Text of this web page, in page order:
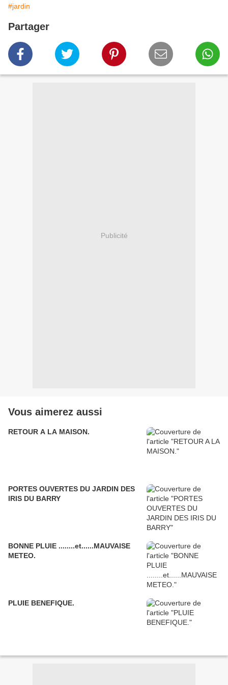
#jardin
Partager
Publicité
Vous aimerez aussi
RETOUR A LA MAISON.
PORTES OUVERTES DU JARDIN DES
IRIS DU BARRY
BONNE PLUIE ........et......MAUVAISE
METEO.
PLUIE BENEFIQUE.